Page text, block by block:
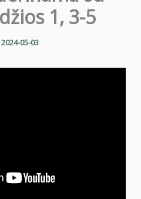
1, 3-5
2024-05-03